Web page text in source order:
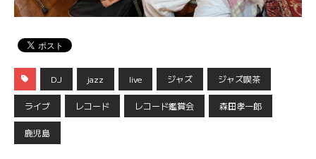
DJ jazz live ジャズ ジャズ喫茶
ライブ レコード レコード鑑賞会 森田孝一郎
鹿児島